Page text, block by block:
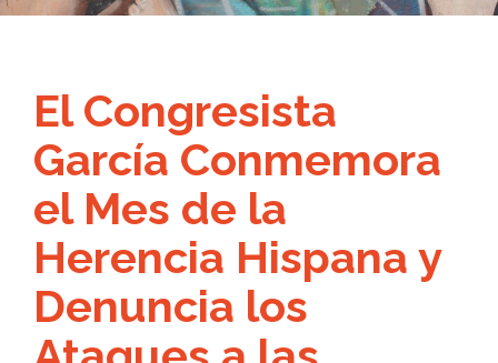
El Congresista
García Conmemora
el Mes de la
Herencia Hispana y
Denuncia los